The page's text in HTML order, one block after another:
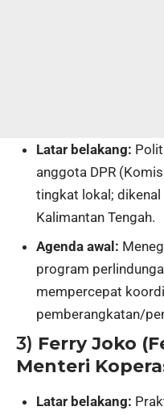
Latar belakang:
anggota DPR
tingkat lokal;
Kalimantan Tengah.
Agenda awal:
program
mempercepat
pemberangkatan/
3) Ferry Joko
Menteri
Latar belakang: